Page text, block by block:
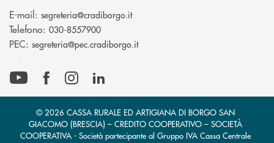
E-mail: segreteria@cradiborgo.it(si apre l’app di posta elettronica)
Telefono: 030-8557900
PEC: segreteria@pec.cradiborgo.it(si apre l’app di posta
© 2026 CASSA RURALE ED ARTIGIANA DI BORGO SAN
GIACOMO (BRESCIA) – CREDITO COOPERATIVO – SOCIETÀ
COOPERATIVA - Società partecipante al Gruppo IVA Cassa Centrale